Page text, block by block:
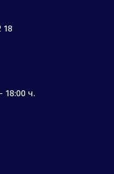
Запитване
18
ч.